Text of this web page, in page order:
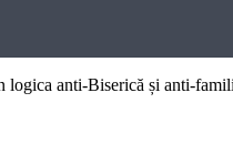
logica anti-Biserică și anti-